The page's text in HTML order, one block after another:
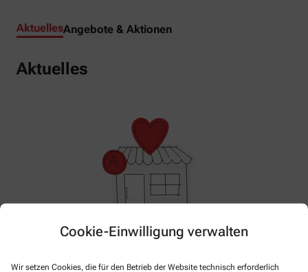
Cookie-Einwilligung verwalten
Wir setzen Cookies, die für den Betrieb der Website technisch erforderlich
AktuellesAngebote & Aktionen
Aktuelles
Hier gibt es aktuell nichts Neues. Bitte schauen Sie